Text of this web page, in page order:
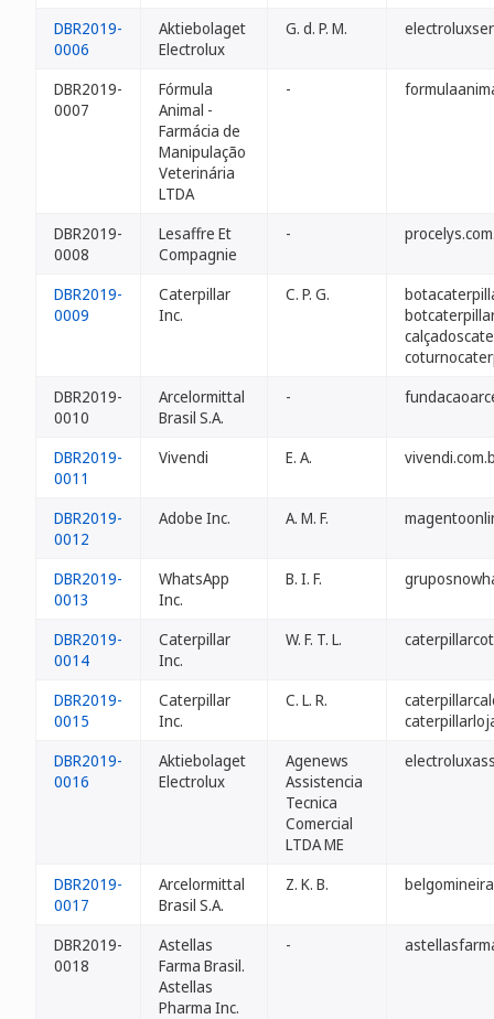
DBR2019-
0006
Aktiebolaget
Electrolux
G. d. P. M.
DBR2019-
0007
Fórmula
Animal -
Farmácia de
Manipulação
Veterinária
LTDA
-
DBR2019-
0008
Lesaffre Et
Compagnie
-
DBR2019-
0009
Caterpillar
Inc.
C. P. G.
DBR2019-
0010
Arcelormittal
Brasil S.A.
-
DBR2019-
0011
Vivendi E. A.
DBR2019-
0012
Adobe Inc. A. M. F.
DBR2019-
0013
WhatsApp
Inc.
B. I. F.
DBR2019-
0014
Caterpillar
Inc.
W. F. T. L.
DBR2019-
0015
Caterpillar
Inc.
C. L. R.
DBR2019-
0016
Aktiebolaget
Electrolux
Agenews
Assistencia
Tecnica
Comercial
LTDA ME
DBR2019-
0017
Arcelormittal
Brasil S.A.
Z. K. B.
DBR2019-
0018
Astellas
Farma Brasil.
Astellas
Pharma Inc.
-